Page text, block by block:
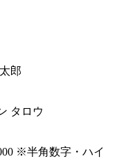
郎
タロウ
※半角数字・ハイ